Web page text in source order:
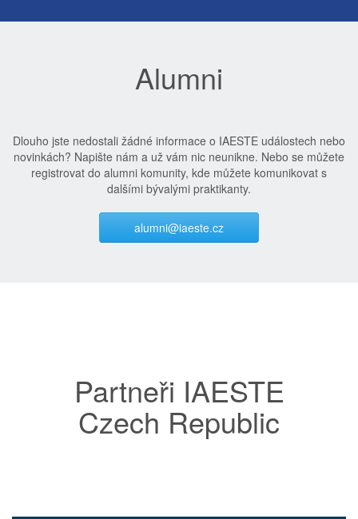
Alumni
Dlouho jste nedostali žádné informace o IAESTE událostech nebo
novinkách? Napište nám a už vám nic neunikne. Nebo se můžete
registrovat do alumni komunity, kde můžete komunikovat s
dalšími bývalými praktikanty.
alumni@iaeste.cz
Partneři IAESTE
Czech Republic